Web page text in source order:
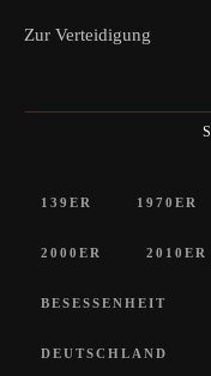
Zur Verteidigung
139ER 1970ER
2000ER 2010ER
BESESSENHEIT
DEUTSCHLAND